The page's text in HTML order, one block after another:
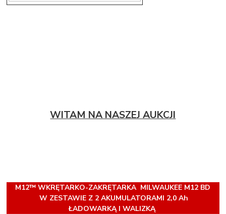
WITAM NA NASZEJ AUKCJI
M12™ WKRĘTARKO-ZAKRĘTARKA MILWAUKEE M12 BD
W ZESTAWIE Z 2 AKUMULATORAMI 2,0 Ah
ŁADOWARKĄ I WALIZKĄ